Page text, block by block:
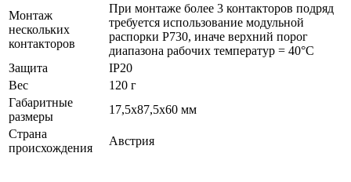
Монтаж
нескольких
контакторов
При монтаже более 3 контакторов подряд
требуется использование модульной
распорки P730, иначе верхний порог
диапазона рабочих температур = 40°C
Защита
IP20
Вес
120 г
Габаритные
размеры
17,5x87,5x60 мм
Страна
происхождения
Австрия